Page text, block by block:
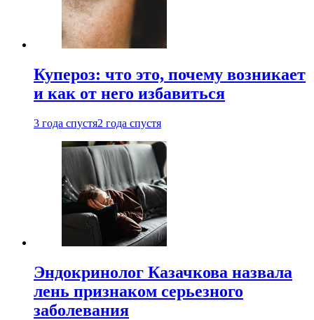
Купероз: что это, почему возникает
и как от него избавиться
3 года спустя2 года спустя
Эндокринолог Казачкова назвала
лень признаком серьезного
заболевания